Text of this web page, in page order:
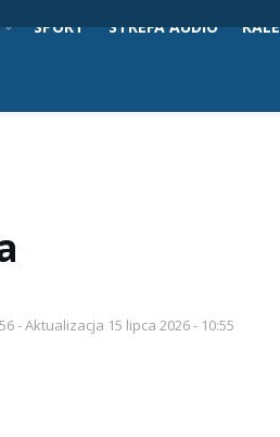
SPORT STREFA AUDIO
- Aktualizacja 15 lipca 2026 - 10:55